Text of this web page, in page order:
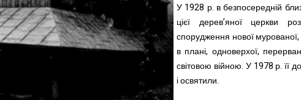
У 1928 р. в безпосередній
цієї дерев’яної церкви
спорудження нової
в плані, одноверхої,
світовою війною. У 1978 р. її
і освятили.